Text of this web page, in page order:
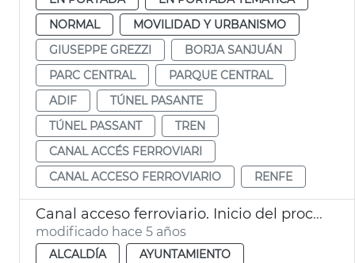
NORMAL
MOVILIDAD Y URBANISMO
GIUSEPPE GREZZI
BORJA SANJUÁN
PARC CENTRAL
PARQUE CENTRAL
ADIF
TÚNEL PASANTE
TÚNEL PASSANT
TREN
CANAL ACCÉS FERROVIARI
CANAL ACCESO FERROVIARIO
RENFE
Canal acceso ferroviario. Inicio del proceso
modificado hace 5 años
ALCALDÍA
AYUNTAMIENTO